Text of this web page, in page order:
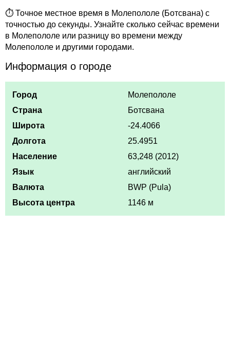
⏱ Точное местное время в Молепололе (Ботсвана) с
точностью до секунды. Узнайте сколько сейчас времени
в Молепололе или разницу во времени между
Молепололе и другими городами.
Информация о городе
Город
Молепололе
Страна
Ботсвана
Широта
-24.4066
Долгота
25.4951
Население
63,248 (2012)
Язык
английский
Валюта
BWP (Pula)
Высота центра
1146 м